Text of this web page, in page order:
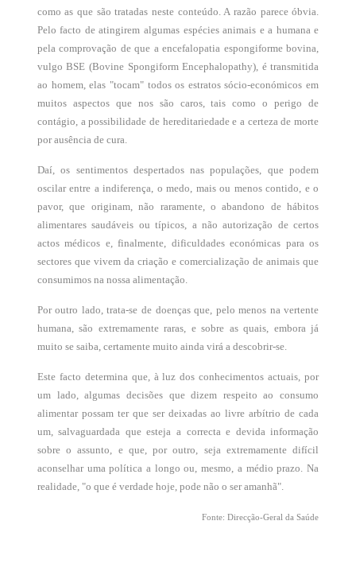
como as que são tratadas neste conteúdo. A razão parece óbvia.
Pelo facto de atingirem algumas espécies animais e a humana e
pela comprovação de que a encefalopatia espongiforme bovina,
vulgo BSE (Bovine Spongiform Encephalopathy), é transmitida
ao homem, elas "tocam" todos os estratos sócio-económicos em
muitos aspectos que nos são caros, tais como o perigo de
contágio, a possibilidade de hereditariedade e a certeza de morte
por ausência de cura.
Daí, os sentimentos despertados nas populações, que podem
oscilar entre a indiferença, o medo, mais ou menos contido, e o
pavor, que originam, não raramente, o abandono de hábitos
alimentares saudáveis ou típicos, a não autorização de certos
actos médicos e, finalmente, dificuldades económicas para os
sectores que vivem da criação e comercialização de animais que
consumimos na nossa alimentação.
Por outro lado, trata-se de doenças que, pelo menos na vertente
humana, são extremamente raras, e sobre as quais, embora já
muito se saiba, certamente muito ainda virá a descobrir-se.
Este facto determina que, à luz dos conhecimentos actuais, por
um lado, algumas decisões que dizem respeito ao consumo
alimentar possam ter que ser deixadas ao livre arbítrio de cada
um, salvaguardada que esteja a correcta e devida informação
sobre o assunto, e que, por outro, seja extremamente difícil
aconselhar uma política a longo ou, mesmo, a médio prazo. Na
realidade, "o que é verdade hoje, pode não o ser amanhã".
Fonte: Direcção-Geral da Saúde